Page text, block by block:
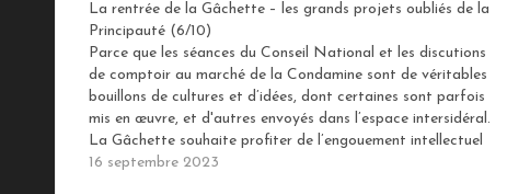
La rentrée de la Gâchette – les grands projets oubliés de la
Principauté (6/10)
Parce que les séances du Conseil National et les discutions
de comptoir au marché de la Condamine sont de véritables
bouillons de cultures et d’idées, dont certaines sont parfois
mis en œuvre, et d'autres envoyés dans l’espace intersidéral.
La Gâchette souhaite profiter de l’engouement intellectuel
généré par la rentrée des…
16 septembre 2023